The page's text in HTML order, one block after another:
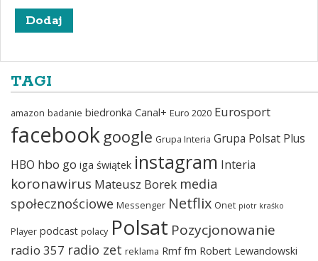
TAGI
amazon badanie biedronka Canal+ Euro 2020 Eurosport
facebook google Grupa Interia Grupa Polsat Plus
HBO hbo go iga świątek instagram Interia
koronawirus Mateusz Borek media
społecznościowe Messenger Netflix Onet piotr kraśko
Player podcast polacy Polsat Pozycjonowanie
radio 357 radio zet reklama Rmf fm Robert Lewandowski